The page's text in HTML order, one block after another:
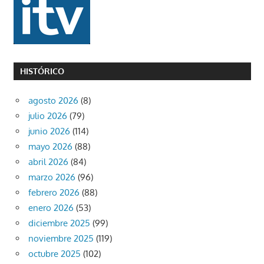
HISTÓRICO
agosto 2026 (8)
julio 2026 (79)
junio 2026 (114)
mayo 2026 (88)
abril 2026 (84)
marzo 2026 (96)
febrero 2026 (88)
enero 2026 (53)
diciembre 2025 (99)
noviembre 2025 (119)
octubre 2025 (102)